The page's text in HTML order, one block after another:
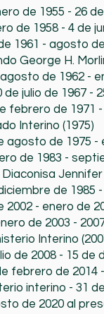
de 1955 - 26
de 1958 - 4 de
1961 - agosto
George H.
de 1962 -
de julio de 1967 -
febrero de 1971
Interino (1975)
agosto de 1975 -
de 1983 -
Diaconisa
de 1985
2002 - enero de
de 2003 -
Interino
de 2008 - 15 de
febrero de 2014
interino - 31
de 2020 al